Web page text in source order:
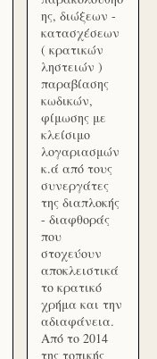
ης, διώξεων -
κατασχέσεων
( κρατικών
ληστειών )
παραβίασης
κωδικών,
φίμωσης με
κλείσιμο
λογαριασμών
κ.ά από τους
συνεργάτες
της διαπλοκής
- διαφθοράς
που
στοχεύουν
αποκλειστικά
το κρατικό
χρήμα και την
αδιαφάνεια.
Από το 2014
της τοπικής